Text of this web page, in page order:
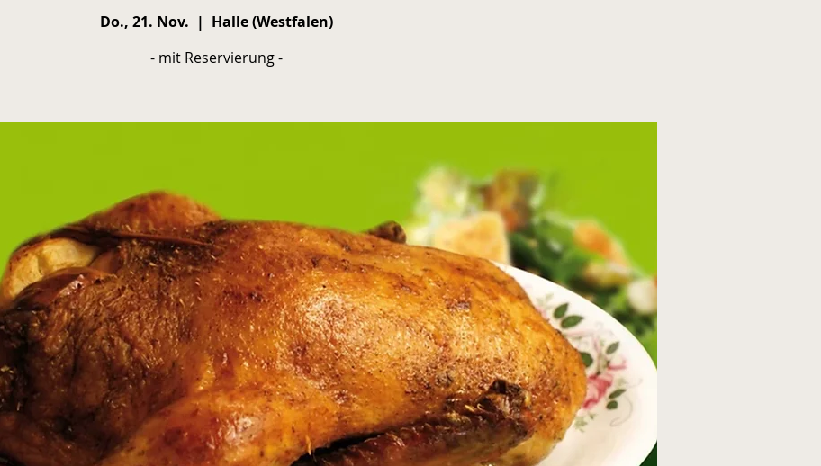
Do., 21. Nov.
  |
Halle (Westfalen)
- mit Reservierung -